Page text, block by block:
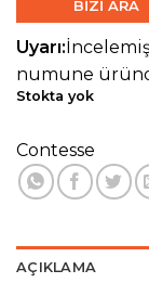
BİZİ ARA
Uyarı:
numune
Stokta yok
Contesse
AÇIKLAMA